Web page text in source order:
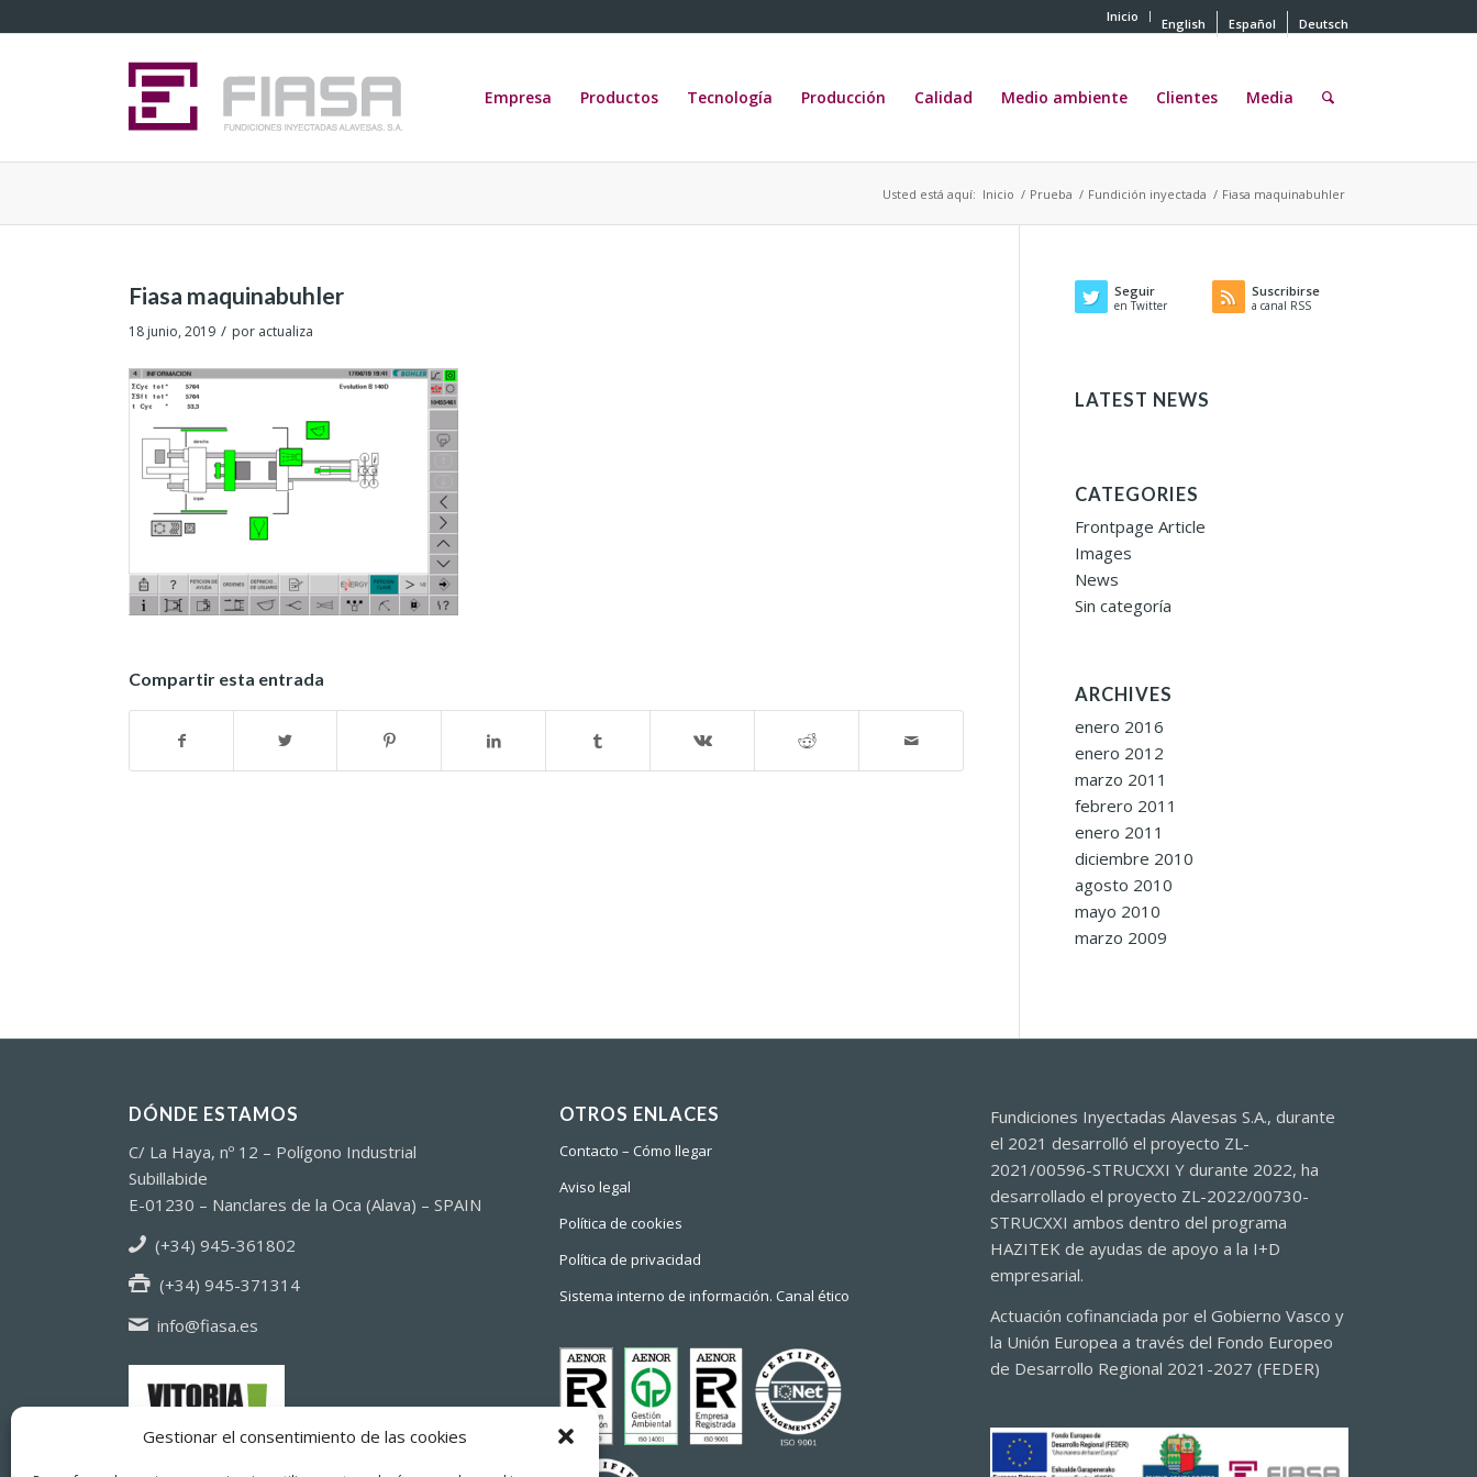
Gestionar el consentimiento de las cookies
Inicio English Español Deutsch
Empresa Productos Tecnología Producción Calidad Medio ambiente Clientes Media
Usted está aquí: Inicio / Prueba / Fundición inyectada / Fiasa maquinabuhler
Fiasa maquinabuhler
18 junio, 2019 / por actualiza
Compartir esta entrada
Seguir
en Twitter
Suscribirse
a canal RSS
LATEST NEWS
CATEGORIES
Frontpage Article
Images
News
Sin categoría
ARCHIVES
enero 2016
enero 2012
marzo 2011
febrero 2011
enero 2011
diciembre 2010
agosto 2010
mayo 2010
marzo 2009
DÓNDE ESTAMOS
C/ La Haya, nº 12 – Polígono Industrial
Subillabide
E-01230 – Nanclares de la Oca (Alava) – SPAIN
(+34) 945-361802
(+34) 945-371314
info@fiasa.es
OTROS ENLACES
Contacto – Cómo llegar
Aviso legal
Política de cookies
Política de privacidad
Sistema interno de información. Canal ético
Fundiciones Inyectadas Alavesas S.A., durante
el 2021 desarrolló el proyecto ZL-
2021/00596-STRUCXXI Y durante 2022, ha
desarrollado el proyecto ZL-2022/00730-
STRUCXXI ambos dentro del programa
HAZITEK de ayudas de apoyo a la I+D
empresarial.
Actuación cofinanciada por el Gobierno Vasco y
la Unión Europea a través del Fondo Europeo
de Desarrollo Regional 2021-2027 (FEDER)